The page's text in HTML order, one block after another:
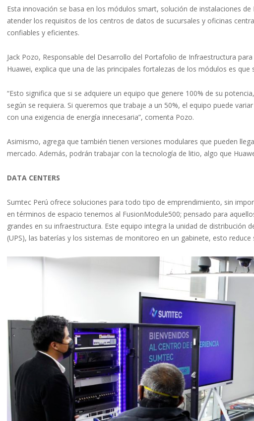
Esta innovación se basa en los módulos smart, solución de instalaciones
atender los requisitos de los centros de datos de sucursales y oficinas
confiables y eficientes.
Jack Pozo, Responsable del Desarrollo del Portafolio de Infraestructura
Huawei, explica que una de las principales fortalezas de los módulos es que
“Esto significa que si se adquiere un equipo que genere 100% de su
según se requiera. Si queremos que trabaje a un 50%, el equipo puede
con una exigencia de energía innecesaria”, comenta Pozo.
Asimismo, agrega que también tienen versiones modulares que pueden
mercado. Además, podrán trabajar con la tecnología de litio, algo que
DATA CENTERS
Sumtec Perú ofrece soluciones para todo tipo de emprendimiento, sin
en términos de espacio tenemos al FusionModule500; pensado para
grandes en su infraestructura. Este equipo integra la unidad de distribución
(UPS), las baterías y los sistemas de monitoreo en un gabinete, esto